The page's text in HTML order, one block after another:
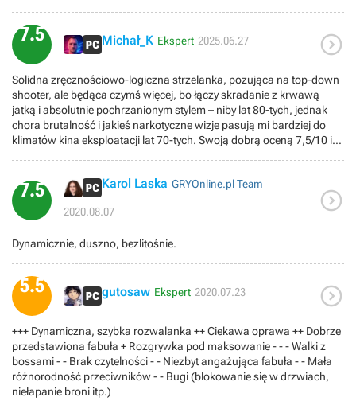
7.5 Michał_K Ekspert 2025.06.27 
Solidna zręcznościowo-logiczna strzelanka, pozująca na top-down
shooter, ale będąca czymś więcej, bo łączy skradanie z krwawą
jatką i absolutnie pochrzanionym stylem – niby lat 80-tych, jednak
chora brutalność i jakieś narkotyczne wizje pasują mi bardziej do
klimatów kina eksploatacji lat 70-tych. Swoją dobrą oceną 7,5/10 i
dokumentalnego.
7.5 Karol Laska GRYOnline.pl Team
2020.08.07 
Dynamicznie, duszno, bezlitośnie.
5.5 gutosaw Ekspert 2020.07.23 
+++ Dynamiczna, szybka rozwalanka ++ Ciekawa oprawa ++ Dobrze
przedstawiona fabuła + Rozgrywka pod maksowanie - - - Walki z
bossami - - Brak czytelności - - Niezbyt angażująca fabuła - - Mała
różnorodność przeciwników - - Bugi (blokowanie się w drzwiach,
niełapanie broni itp.)